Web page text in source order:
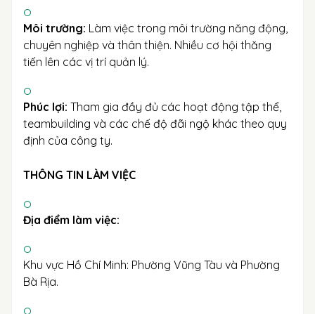
Môi trường: Làm việc trong môi trường năng động,
chuyên nghiệp và thân thiện. Nhiều cơ hội thăng
tiến lên các vị trí quản lý.
Phúc lợi: Tham gia đầy đủ các hoạt động tập thể,
teambuilding và các chế độ đãi ngộ khác theo quy
định của công ty.
THÔNG TIN LÀM VIỆC
Địa điểm làm việc:
Khu vực Hồ Chí Minh: Phường Vũng Tàu và Phường
Bà Rịa.